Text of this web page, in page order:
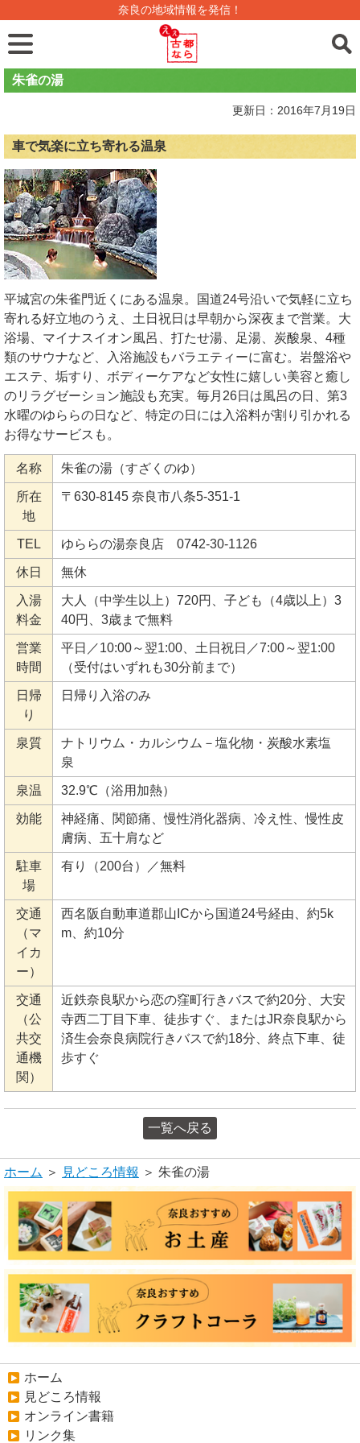
奈良の地域情報を発信！
朱雀の湯
更新日：2016年7月19日
車で気楽に立ち寄れる温泉
平城宮の朱雀門近くにある温泉。国道24号沿いで気軽に立ち
寄れる好立地のうえ、土日祝日は早朝から深夜まで営業。大
浴場、マイナスイオン風呂、打たせ湯、足湯、炭酸泉、4種
類のサウナなど、入浴施設もバラエティーに富む。岩盤浴や
エステ、垢すり、ボディーケアなど女性に嬉しい美容と癒し
のリラグゼーション施設も充実。毎月26日は風呂の日、第3
水曜のゆららの日など、特定の日には入浴料が割り引かれる
お得なサービスも。
名称 朱雀の湯（すざくのゆ）
所在
地
〒630-8145 奈良市八条5-351-1
TEL ゆららの湯奈良店 0742-30-1126
休日 無休
入湯
料金
大人（中学生以上）720円、子ども（4歳以上）3
40円、3歳まで無料
営業
時間
平日／10:00～翌1:00、土日祝日／7:00～翌1:00
（受付はいずれも30分前まで）
日帰
り
日帰り入浴のみ
泉質
ナトリウム・カルシウム－塩化物・炭酸水素塩
泉
泉温 32.9℃（浴用加熱）
効能
神経痛、関節痛、慢性消化器病、冷え性、慢性皮
膚病、五十肩など
駐車
場
有り（200台）／無料
交通
（マ
イカ
ー）
西名阪自動車道郡山ICから国道24号経由、約5k
m、約10分
交通
（公
共交
通機
関）
近鉄奈良駅から恋の窪町行きバスで約20分、大安
寺西二丁目下車、徒歩すぐ、またはJR奈良駅から
済生会奈良病院行きバスで約18分、終点下車、徒
歩すぐ
一覧へ戻る
ホーム ＞ 見どころ情報 ＞ 朱雀の湯
ホーム
見どころ情報
オンライン書籍
リンク集